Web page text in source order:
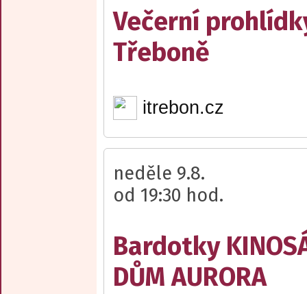
Večerní
Třeboně
itrebon.cz
neděle 9.8.
od 19:30 hod.
Bardotky
DŮM AURORA